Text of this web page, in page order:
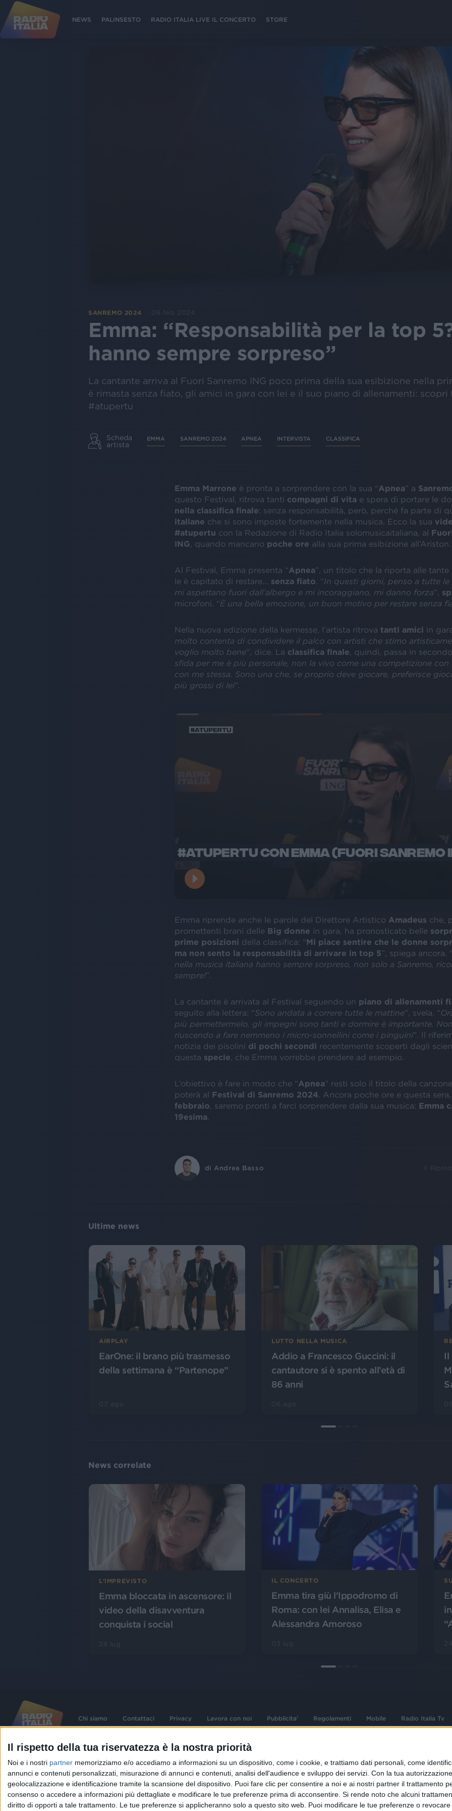
Il rispetto della tua riservatezza è la nostra priorità
Noi e i nostri partner memorizziamo e/o accediamo a informazioni su un dispositivo, come i cookie, e trattiamo dati personali, come
annunci e contenuti personalizzati, misurazione di annunci e contenuti, analisi dell'audience e sviluppo dei servizi. Con la tua
geolocalizzazione e identificazione tramite la scansione del dispositivo. Puoi fare clic per consentire a noi e ai nostri partner il trattamento
consenso o accedere a informazioni più dettagliate e modificare le tue preferenze prima di acconsentire. Si rende noto che alcuni
diritto di opporti a tale trattamento. Le tue preferenze si applicheranno solo a questo sito web. Puoi modificare le tue preferenze o
NEWS PALINSESTO RADIO ITALIA LIVE IL CONCERTO STORE
SANREMO 2024 06 feb 2024
Emma: “Responsabilità per la top
hanno sempre sorpreso”
La cantante arriva al Fuori Sanremo ING poco prima della sua esibizione nella
è rimasta senza fiato, gli amici in gara con lei e il suo piano di allenamenti:
#atupertu
Scheda
artista
EMMA SANREMO 2024 APNEA INTERVISTA CLASSIFICA
Emma Marrone è pronta a sorprendere con la sua “Apnea” a
questo Festival, ritrova tanti compagni di vita e spera di portare le
nella classifica finale: senza responsabilità, però, perché fa parte di
italiane che si sono imposte fortemente nella musica. Ecco la sua
#atupertu con la Redazione di Radio Italia solomusicaitaliana, al
ING , quando mancano poche ore alla sua prima esibizione all’Ariston.
Al Festival, Emma presenta “Apnea”, un titolo che la riporta alle tante
le è capitato di restare…
senza fiato . “In questi giorni, penso a tutte le
mi aspettano fuori dall’albergo e mi incoraggiano, mi danno forza”,
microfoni. “È una bella emozione, un buon motivo per restare senza
Nella nuova edizione della kermesse, l’artista ritrova tanti amici in
molto contenta di condividere il palco con artisti che stimo
voglio molto bene”, dice. La classifica finale , quindi, passa in
sfida per me è più personale, non la vivo come una competizione con
con me stessa. Sono una che, se proprio deve giocare, preferisce
più grossi di lei”.
#ATUPERTU CON EMMA (FUORI SANREMO
Emma riprende anche le parole del Direttore Artistico Amadeus che,
promettenti brani delle Big donne in gara, ha pronosticato belle
prime posizioni della classifica: “Mi piace sentire che le donne
ma non sento la responsabilità di arrivare in top 5”, spiega ancora.
nella musica italiana hanno sempre sorpreso, non solo a Sanremo,
sempre!”.
La cantante è arrivata al Festival seguendo un piano di allenamenti
seguito alla lettera: “Sono andata a correre tutte le mattine”, svela. “
più permettermelo, gli impegni sono tanti e dormire è importante.
riuscendo a fare nemmeno i micro-sonnellini come i pinguini”. Il
notizia dei pisolini di pochi secondi recentemente scoperti dagli
questa specie , che Emma vorrebbe prendere ad esempio.
L’obiettivo è fare in modo che “Apnea” resti solo il titolo della
poterà al Festival di Sanremo 2024 . Ancora poche ore e questa
febbraio , saremo pronti a farci sorprendere dalla sua musica: Emma
19esima
diAndrea Basso ©
Ultime news
AIRPLAY
EarOne: il brano più trasmesso
della settimana è “Partenope”
LUTTO NELLA MUSICA
Addio a Francesco Guccini: il
cantautore si è spento all’età di
86 anni
Il
News correlate
L'IMPREVISTO
Emma bloccata in ascensore: il
video della disavventura
conquista i social
IL CONCERTO
Emma tira giù l’Ippodromo di
Roma: con lei Annalisa, Elisa e
Alessandra Amoroso
Chi siamo Contattaci Privacy Lavora con noi Pubblicita' Regolamenti Mobile Radio Italia Tv
contenute nel sito sono stati assolti gli obblighi derivanti dalla normativa dei diritti d'autore e dei diritti
Capitale Sociale € 580.000,00 interamente versato. Iscr. Reg. Imprese Milano - C.F. e n° iscrizione
06832230152. Iscritta al R.E.A. di Milano al n° 1125258. Testata giornalistica Registrata n°286 - 3 Aprile
1987.
02 25444220
Sede Legale: Via Savona 97, 20144 Milano